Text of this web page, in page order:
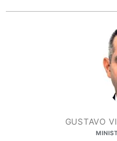
GUSTAVO